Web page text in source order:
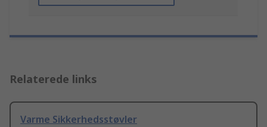
Relaterede links
Varme Sikkerhedsstøvler